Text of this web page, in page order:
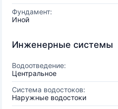
Фундамент:
Иной
Инженерные системы
Водоотведение:
Центральное
Система водостоков:
Наружные водостоки